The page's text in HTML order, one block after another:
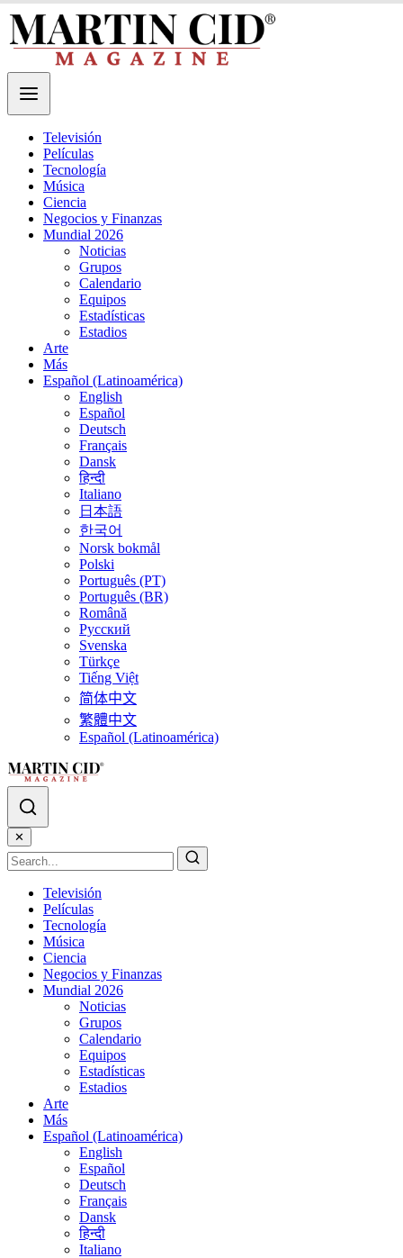
Televisión
Películas
Tecnología
Música
Ciencia
Negocios y Finanzas
Mundial 2026
Noticias
Grupos
Calendario
Equipos
Estadísticas
Estadios
Arte
Más
Español (Latinoamérica)
English
Español
Deutsch
Français
Dansk
हिन्दी
Italiano
日本語
한국어
Norsk bokmål
Polski
Português (PT)
Português (BR)
Română
Русский
Svenska
Türkçe
Tiếng Việt
简体中文
繁體中文
Español (Latinoamérica)
✕
Televisión
Películas
Tecnología
Música
Ciencia
Negocios y Finanzas
Mundial 2026
Noticias
Grupos
Calendario
Equipos
Estadísticas
Estadios
Arte
Más
Español (Latinoamérica)
English
Español
Deutsch
Français
Dansk
हिन्दी
Italiano